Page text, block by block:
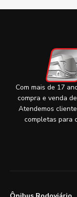
Com mais de 17
compra e venda
Atendemos
completas para